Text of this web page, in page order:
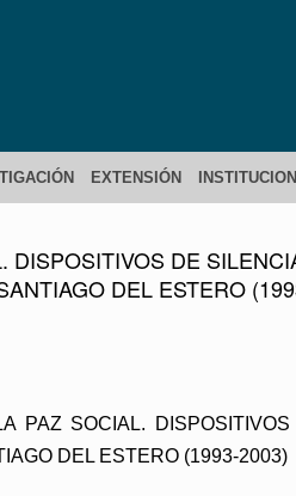
EXTENSIÓN
DE
DEL ESTERO
PAZ SOCIAL.
DEL ESTERO (1993-2003)